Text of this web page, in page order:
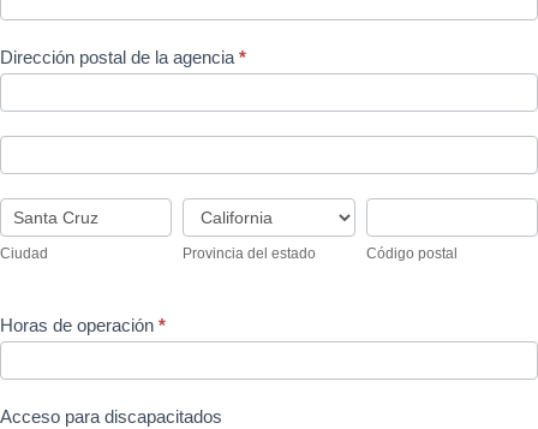
Dirección postal de la agencia *
postal
de
agencia
postal
de
agencia
Ciudad
Ciudad
Provincia
del
estado
Provincia del estado
postal
Código postal
Horas de operación *
Acceso para discapacitados